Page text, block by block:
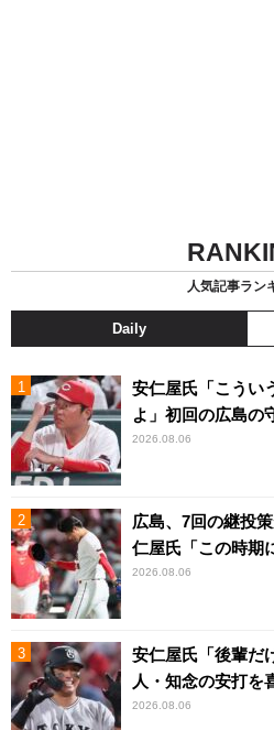
人気記事ラン
Daily
安仁屋氏「こうい
よ」初回の広島の
2026.08.06
広島、7回の継投
仁屋氏「この時期
2026.08.06
安仁屋氏「後輩だ
人・知念の安打を
2026.08.06